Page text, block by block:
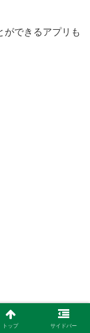
ができるアプリも
トップ サイドバー